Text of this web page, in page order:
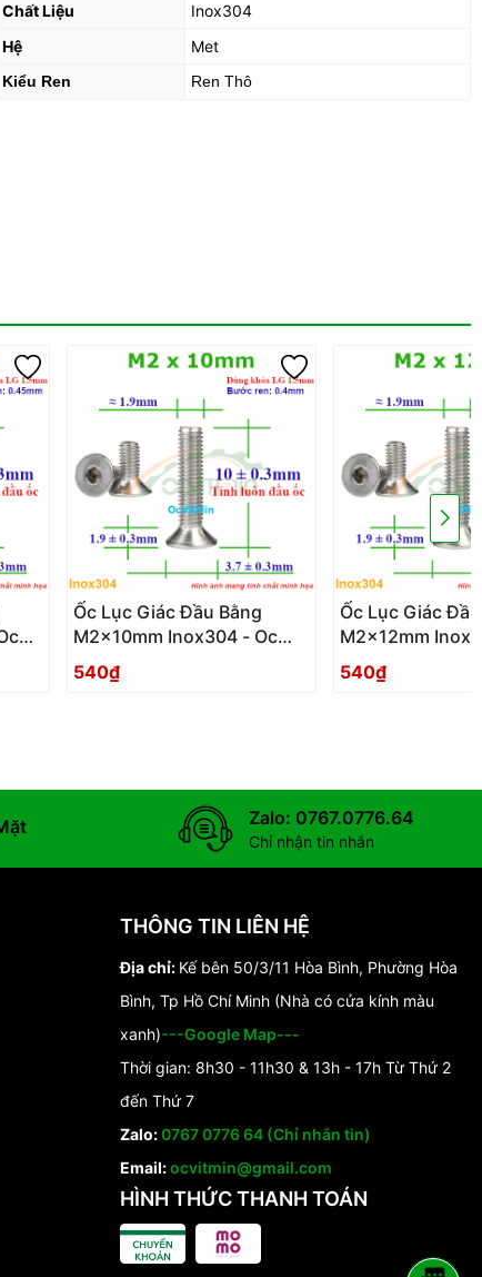
Chất Liệu
Inox304
Hệ
Met
Kiểu Ren Ren Thô
Ốc Lục Giác Đầu Bằng
M2x10mm Inox304 - Oc
Luc Giac Dau Bang
540₫
Ốc Lục Giác
M2x12mm
Luc Giac Dau
540₫
Zalo: 0767.0776.64
Chỉ nhận tin nhắn
THÔNG TIN LIÊN HỆ
Địa chỉ: Kế bên 50/3/11 Hòa Bình, Phường Hòa
Bình, Tp Hồ Chí Minh (Nhà có cửa kính màu
xanh)---Google Map---
Thời gian: 8h30 - 11h30 & 13h - 17h Từ Thứ 2
đến Thứ 7
Zalo:0767 0776 64 (Chỉ nhắn tin)
Email:ocvitmin@gmail.com
HÌNH THỨC THANH TOÁN